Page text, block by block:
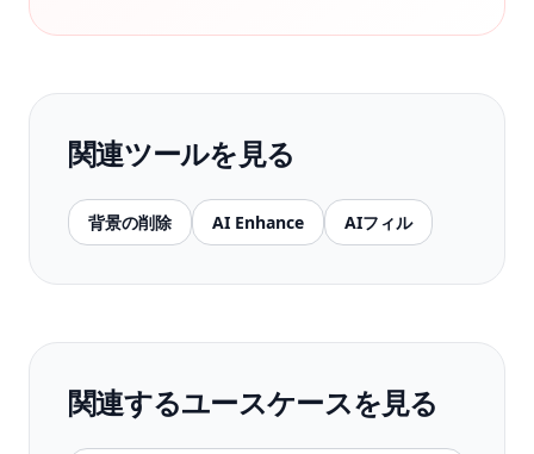
関連ツールを見る
背景の削除 AI Enhance AIフィル
関連するユースケースを見る